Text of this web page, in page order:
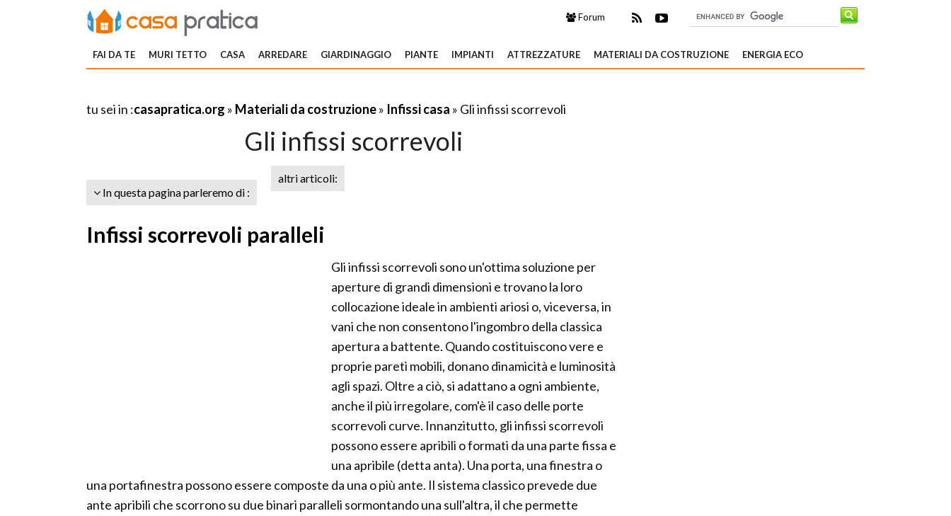
Forum
FAI DA TE MURI TETTO CASA ARREDARE GIARDINAGGIO PIANTE IMPIANTI ATTREZZATURE MATERIALI DA COSTRUZIONE ENERGIA ECO
tu sei in :casapratica.org » Materiali da costruzione» Infissi casa » Gli infissi scorrevoli
Gli infissi scorrevoli
In questa pagina parleremo di :
altri articoli:
Infissi scorrevoli paralleli
Gli infissi scorrevoli sono un'ottima soluzione per
aperture di grandi dimensioni e trovano la loro
collocazione ideale in ambienti ariosi o, viceversa, in
vani che non consentono l'ingombro della classica
apertura a battente. Quando costituiscono vere e
proprie pareti mobili, donano dinamicità e luminosità
agli spazi. Oltre a ciò, si adattano a ogni ambiente,
anche il più irregolare, com'è il caso delle porte
scorrevoli curve. Innanzitutto, gli infissi scorrevoli
possono essere apribili o formati da una parte fissa e
una apribile (detta anta). Una porta, una finestra o
una portafinestra possono essere composte da una o più ante. Il sistema classico prevede due
ante apribili che scorrono su due binari paralleli sormontando una sull'altra, il che permette